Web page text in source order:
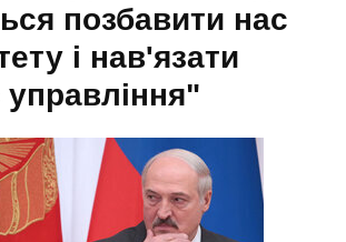
позбавити нас
і нав'язати
управління"